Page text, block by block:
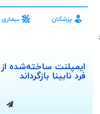
پزشکان
;
فرد نابینا بازگرداند